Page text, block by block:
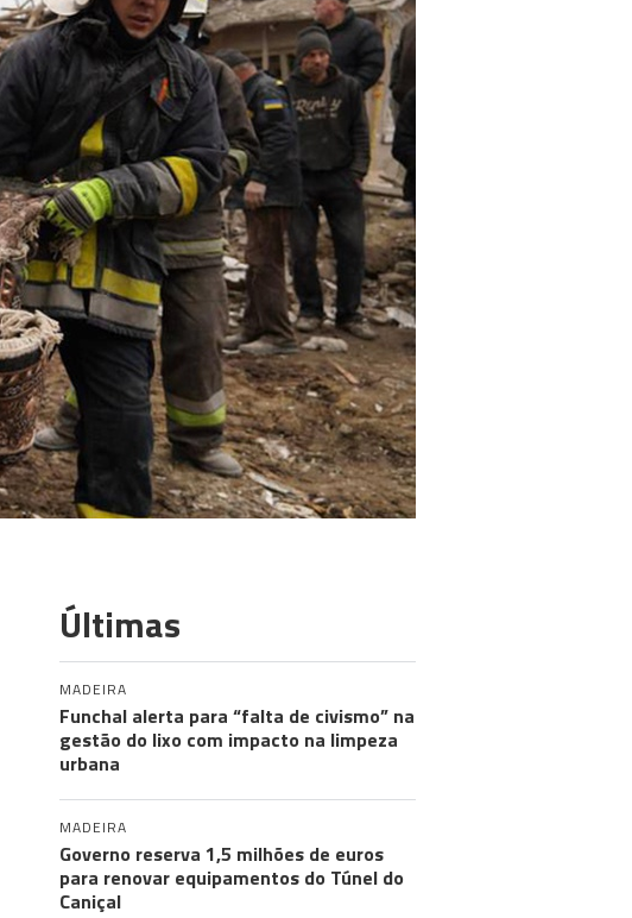
Últimas
MADEIRA
Funchal alerta para “falta de civismo” na
gestão do lixo com impacto na limpeza
urbana
MADEIRA
Governo reserva 1,5 milhões de euros
para renovar equipamentos do Túnel do
Caniçal